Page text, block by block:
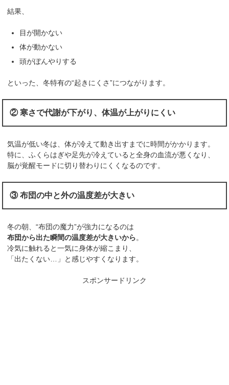
結果、
目が開かない
体が動かない
頭がぼんやりする
といった、冬特有の“起きにくさ”につながります。
② 寒さで代謝が下がり、体温が上がりにくい
気温が低い冬は、体が冷えて動き出すまでに時間がかかります。
特に、ふくらはぎや足先が冷えていると全身の血流が悪くなり、
脳が覚醒モードに切り替わりにくくなるのです。
③ 布団の中と外の温度差が大きい
冬の朝、“布団の魔力”が強力になるのは
布団から出た瞬間の温度差が大きいから。
冷気に触れると一気に身体が縮こまり、
「出たくない…」と感じやすくなります。
スポンサードリンク